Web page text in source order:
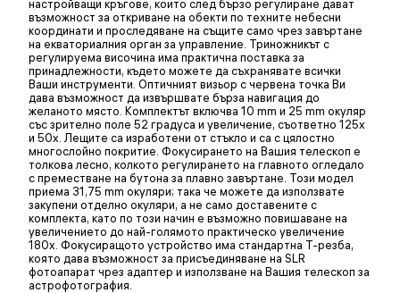
настройващи кръгове, които след бързо регулиране дават
възможност за откриване на обекти по техните небесни
координати и проследяване на същите само чрез завъртане
на екваториалния орган за управление. Триножникът с
регулируема височина има практична поставка за
принадлежности, където можете да съхранявате всички
Ваши инструменти. Оптичният визьор с червена точка Ви
дава възможност да извършвате бърза навигация до
желаното място. Комплектът включва 10 mm и 25 mm окуляр
със зрително поле 52 градуса и увеличение, съответно 125x
и 50x. Лещите са изработени от стъкло и са с цялостно
многослойно покритие. Фокусирането на Вашия телескоп е
толкова лесно, колкото регулирането на главното огледало
с преместване на бутона за плавно завъртане. Този модел
приема 31,75 mm окуляри; така че можете да използвате
закупени отделно окуляри, а не само доставените с
комплекта, като по този начин е възможно повишаване на
увеличението до най-голямото практическо увеличение
180x. Фокусиращото устройство има стандартна Т-резба,
която дава възможност за присъединяване на SLR
фотоапарат чрез адаптер и използване на Вашия телескоп за
астрофотография.